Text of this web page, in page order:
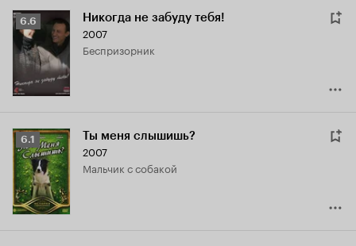
Рейтинг
Кинопоиска
6.6
6.6 Никогда не забуду тебя!
2007
беспризорник
Рейтинг
Кинопоиска
6.1
6.1 Ты меня слышишь?
2007
мальчик с собакой